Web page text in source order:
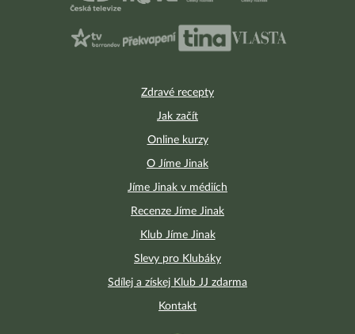
Zdravé recepty
Jak začít
Online kurzy
O Jíme Jinak
Jíme Jinak v médiích
Recenze Jíme Jinak
Klub Jíme Jinak
Slevy pro Klubáky
Sdílej a získej Klub JJ zdarma
Kontakt